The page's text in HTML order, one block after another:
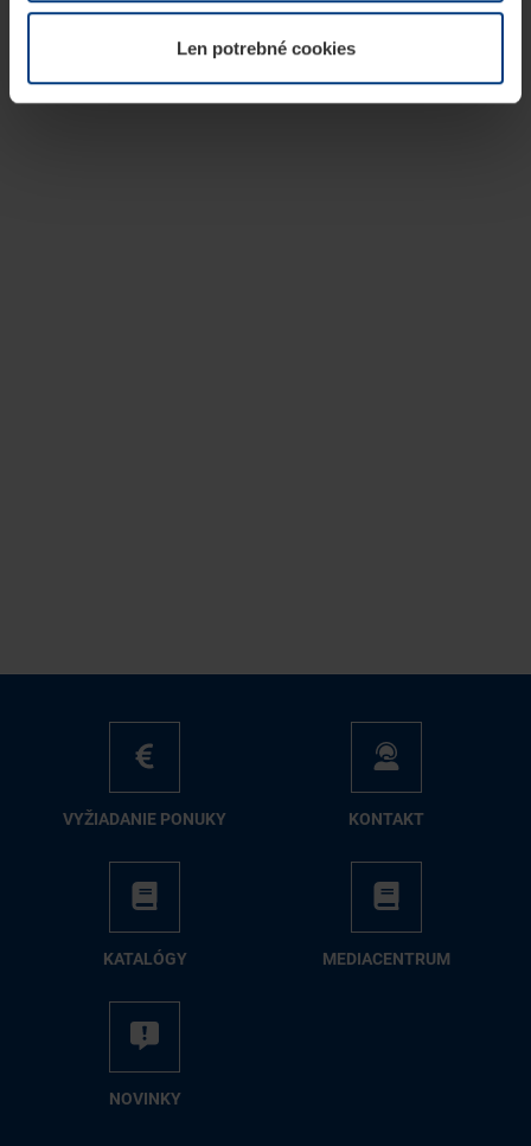
našej webovej stránky.Len potrebné cookies
VY­ŽIA­DA­NIE PO­NU­KY KON­TAKT
KA­TA­LÓ­GY ME­DIA­CEN­TRUM
NO­VIN­KY